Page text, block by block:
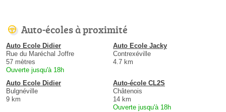
Auto-écoles à proximité
Auto Ecole Didier
Rue du Maréchal Joffre
57 mètres
Ouverte jusqu'à 18h
Auto Ecole Jacky
Contrexéville
4.7 km
Auto Ecole Didier
Bulgnéville
9 km
Auto-école CL2S
Châtenois
14 km
Ouverte jusqu'à 18h